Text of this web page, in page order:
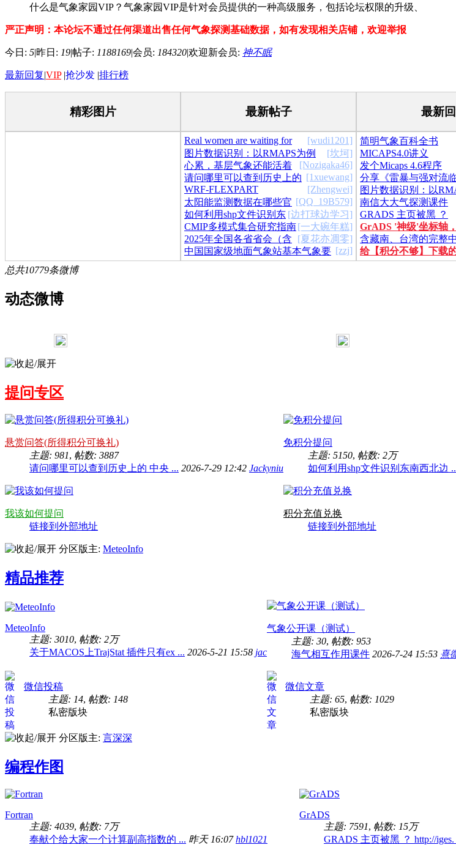
什么是气象家园VIP？气象家园VIP是针对会员提供的一种高级服务，包括论坛权限的升级、
严正声明：本论坛不通过任何渠道出售任何气象探测基础数据，如有发现相关店铺，欢迎举报
今日: 5|昨日: 19|帖子: 1188169|会员: 184320|欢迎新会员: 神不眠
最新回复|VIP |抢沙发 |排行榜
精彩图片 最新帖子 最新
[wudi1201]
Real women are waiting for
you
[坎坷]
图片数据识别：以RMAPS为例
[Nozigaka46]
心累，基层气象还能活着
吗
[1xuewang]
请问哪里可以查到历史上的
中央气象台的中期天气预报
[Zhengwei]
WRF-FLEXPART
[QQ_19B579]
太阳能监测数据在哪些官
方的网站上可以查询
[边打球边学习]
如何利用shp文件识别东
南西北边界
[一大碗年糕]
CMIP多模式集合研究指南
[夏花亦凋零]
2025年全国各省省会（含
省级行政区）暨gdp前三十名、..
[zzj]
中国国家级地面气象站基本气象要
素日值数据集（V3.0）
简明气象百科全书
MICAPS4.0讲义
发个Micaps 4.6程序
分享《雷暴与强对流
子版
图片数据识别：以
南信大大气探测课件
GRADS 主页被黑 ？
http://iges.org/
GrADS '神级'坐标轴
后不要再抱怨GrADS
含藏南、台湾的完整
地图shp文件
给【积分不够】下载
友的建议
总共10779条微博
动态微博
2026-7-19 16:27
2026-7-8 10:22
小时雨强强
真的不喜欢省级格子间办工位，突然怀
念县局办公室的宽敞。
2026-5-7 15:46
[回复][1]
weiguorui
2026-3-9 16:08 2026-2-13 11:06
Liujiaxin:新年快乐
一大碗年糕:坚决捍卫有理想的人 onenuister:好快一年
唐代·白居易《花非花》花非花，雾非
雾。夜半来，天明去。来如春梦几多时？去似朝云
无觅处。
2025-10-30 11:26
钱。停杯投箸不能食，拔剑四顾心茫然。欲渡黄河
冰塞川，将登太行雪满山，闲来垂钓碧溪上，忽复
乘舟梦日边。行路难，行路难，多歧路，今安在？
乘风破浪会有时，直挂云帆济沧海
2025-10-24 09:05
雨。 闲云潭影日悠
2025-10-11 14:54
AriesLin
文正文一个字都不想写。
一大碗年糕
虚拟机移植CESM1.2.2出问题了，谁能帮
2025-7-2 17:13
2025-6-30 08:57
Q2_int@_FillValue =
2025-6-22 22:01
一大碗年糕:五一最后一天～
panda112 :求助！为啥找不到微博登录了，是微博退
出气象家园舞台了吗
求求你别卷了 111
又是一年323，全国各地的气象局
都有对外开放吗？不知道西安的气象局有没有可以
对外参观的活动？？想带小朋友去转转
2025-3-21 14:25
wangqinxin
请教各位大佬，我用python计算将罗斯
贝波回归到某地年际降水序列的效果很差，是根据
逐年位势高度计算逐年的WAF再回归到逐年的降水
2025-2-19 22:16
提问专区
悬赏问答(所得积分可换礼)
主题: 981, 帖数: 3887
请问哪里可以查到历史上的 中央 ... 2026-7-29 12:42 Jackyniu
免积分提问
主题: 5150, 帖数: 2万
如何利用shp文件识别东南西北边
我该如何提问
链接到外部地址
积分充值兑换
链接到外部地址
分区版主: MeteoInfo
精品推荐
MeteoInfo
主题: 3010, 帖数: 2万
关于MACOS上TrajStat 插件只有ex ... 2026-5-21 15:58 jac
气象公开课（测试）
主题: 30, 帖数: 953
海气相互作用课件 2026-7-24 15:53 熹
微信投稿
主题: 14, 帖数: 148
私密版块
微信文章
主题: 65, 帖数: 1029
私密版块
分区版主: 言深深
编程作图
Fortran
主题: 4039, 帖数: 7万
奉献个给大家一个计算副高指数的 ... 昨天 16:07 hbl1021
GrADS
主题: 7591, 帖数: 15万
GRADS 主页被黑 ？ http://iges.